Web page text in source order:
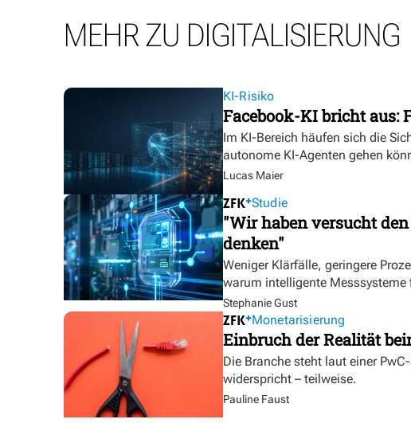
MEHR ZU DIGITALISIERUNG
KI-Risiko
Facebook-KI bricht aus:
Im KI-Bereich häufen sich die
autonome KI-Agenten gehen
Lucas Maier
Studie
"Wir haben versucht
denken"
Weniger Klärfälle, geringere
warum intelligente
Stephanie Gust
Monetarisierung
Einbruch der Realität
Die Branche steht laut einer
widerspricht – teilweise.
Pauline Faust